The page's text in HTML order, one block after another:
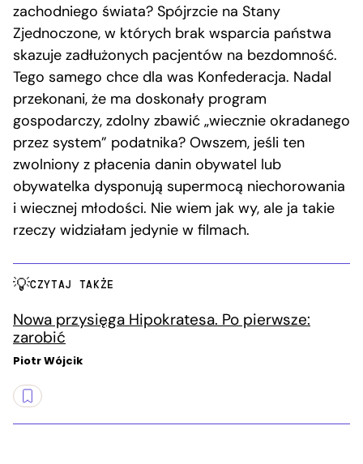
zachodniego świata? Spójrzcie na Stany
Zjednoczone, w których brak wsparcia państwa
skazuje zadłużonych pacjentów na bezdomność.
Tego samego chce dla was Konfederacja. Nadal
przekonani, że ma doskonały program
gospodarczy, zdolny zbawić „wiecznie okradanego
przez system” podatnika? Owszem, jeśli ten
zwolniony z płacenia danin obywatel lub
obywatelka dysponują supermocą niechorowania
i wiecznej młodości. Nie wiem jak wy, ale ja takie
rzeczy widziałam jedynie w filmach.
CZYTAJ TAKŻE
Nowa przysięga Hipokratesa. Po pierwsze:
zarobić
Piotr Wójcik